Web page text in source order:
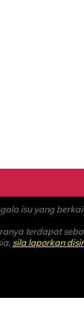
isu yang
terdapat
sila laporkan